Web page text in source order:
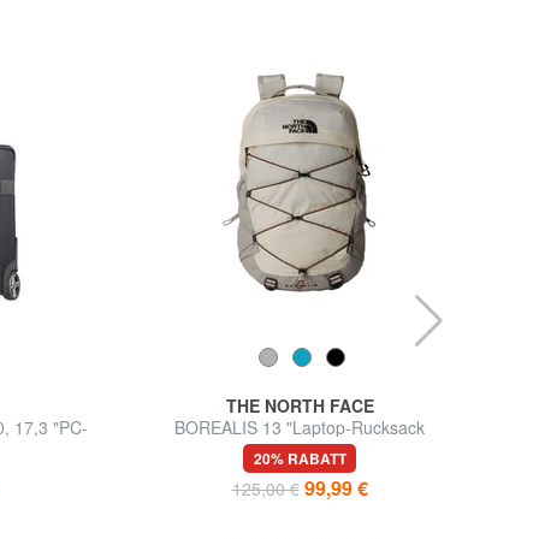
17,3 "PC-
THE NORTH FACE
BOREALIS 13 "Laptop-Rucksack
20% RABATT
125,00 € 99,99 €